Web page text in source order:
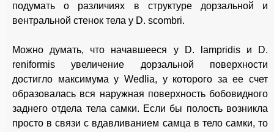
подумать о различиях в структуре дорзальной и
вентральной стенок тела у D. scombri.
Можно думать, что начавшееся у D. lampridis и D.
reniformis увеличение дорзальной поверхности
достигло максимума у Wedlia, у которого за ее счет
образовалась вся наружная поверхность бобовидного
заднего отдела тела самки. Если бы полость возникла
просто в связи с вдавливанием самца в тело самки, то